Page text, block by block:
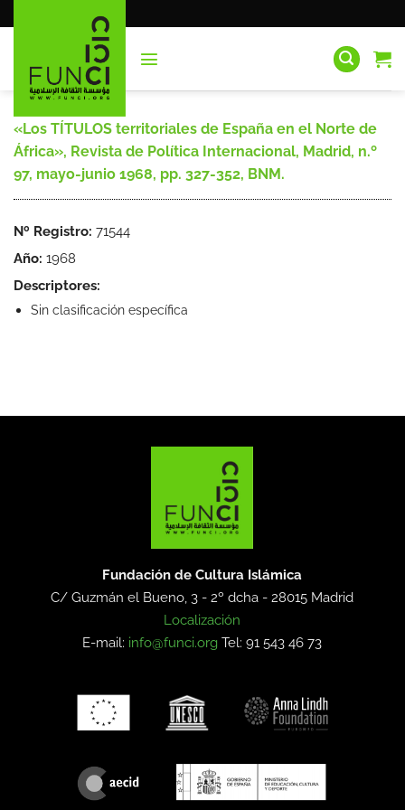
al
«Los TÍTULOS territoriales de España en el Norte de
África», Revista de Política Internacional, Madrid, n.º
97, mayo-junio 1968, pp. 327-352, BNM.
Nº Registro: 71544
Año: 1968
Descriptores:
Sin clasificación específica
Fundación de Cultura Islámica
C/ Guzmán el Bueno, 3 - 2º dcha -28015 Madrid
Localización
E-mail: info@funci.org Tel: 91 543 46 73